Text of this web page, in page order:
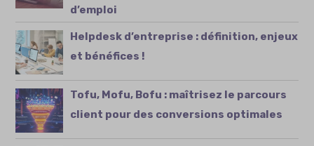
d’emploi
Helpdesk d’entreprise : définition, enjeux
et bénéfices !
Tofu, Mofu, Bofu : maîtrisez le parcours
client pour des conversions optimales